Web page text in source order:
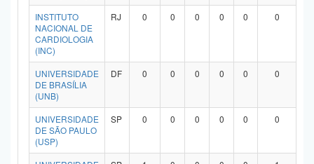
INSTITUTO
NACIONAL DE
CARDIOLOGIA
(INC)
RJ 0 0 0 0 0 0
UNIVERSIDADE
DE BRASÍLIA
(UNB)
DF 0 0 0 0 0 0
UNIVERSIDADE
DE SÃO PAULO
(USP)
SP 0 0 0 0 0 0